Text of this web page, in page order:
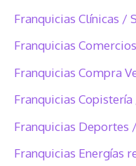
Franquicias Clínicas /
Franquicias
Franquicias Compra
Franquicias
Franquicias Deportes
Franquicias Energías